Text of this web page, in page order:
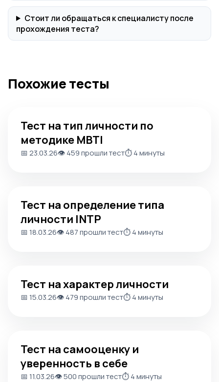
Стоит ли обращаться к специалисту после
прохождения теста?
Похожие тесты
Тест на тип личности по
методике MBTI
📅 23.03.26👁️ 459 прошли тест⏱️ 4 минуты
Тест на определение типа
личности INTP
📅 18.03.26👁️ 487 прошли тест⏱️ 4 минуты
Тест на характер личности
📅 15.03.26👁️ 479 прошли тест⏱️ 4 минуты
Тест на самооценку и
уверенность в себе
📅 11.03.26👁️ 500 прошли тест⏱️ 4 минуты